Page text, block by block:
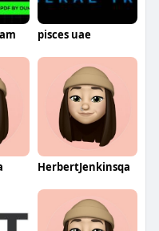
pisces uae
HerbertJenkinsqa